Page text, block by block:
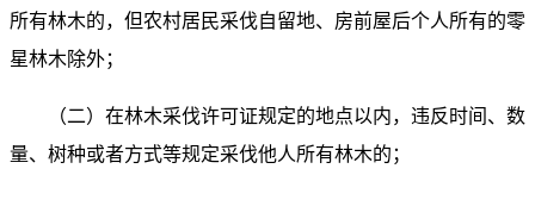
所有林木的，但农村居民采伐自留地、房前屋后个人所有的零
星林木除外；
（二）在林木采伐许可证规定的地点以内，违反时间、数
量、树种或者方式等规定采伐他人所有林木的；